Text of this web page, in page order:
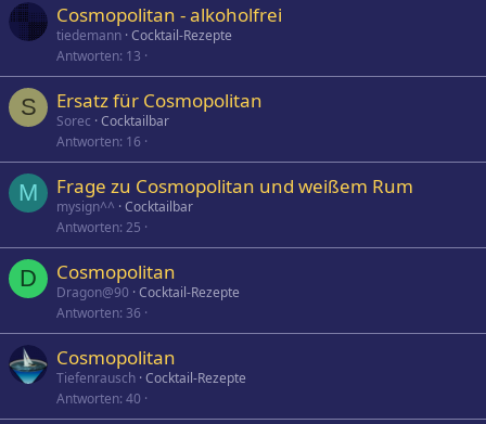
Cosmopolitan - alkoholfrei
tiedemann Cocktail-Rezepte
Antworten 13
S Ersatz für Cosmopolitan
Sorec Cocktailbar
Antworten 16
M Frage zu Cosmopolitan und weißem Rum
mysign^^ Cocktailbar
Antworten 25
D Cosmopolitan
Dragon@90 Cocktail-Rezepte
Antworten 36
Cosmopolitan
Tiefenrausch Cocktail-Rezepte
Antworten 40